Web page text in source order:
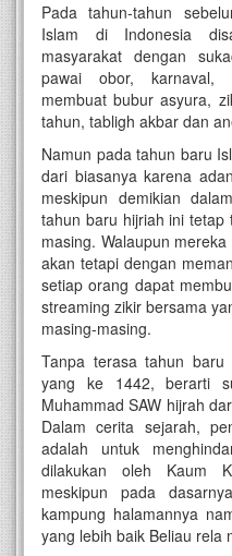
Pada tahun-tahun
Islam di Indonesia
masyarakat dengan
pawai obor, karnaval,
membuat bubur asyura,
tahun, tabligh akbar dan
Namun pada tahun baru
dari biasanya karena
meskipun demikian
tahun baru hijriah ini tetap
masing. Walaupun
akan tetapi dengan
setiap orang dapat
streaming zikir bersama
masing-masing.
Tanpa terasa tahun baru
yang ke 1442, berarti
Muhammad SAW hijrah
Dalam cerita sejarah,
adalah untuk
dilakukan oleh Kaum
meskipun pada
kampung halamannya
yang lebih baik Beliau rela